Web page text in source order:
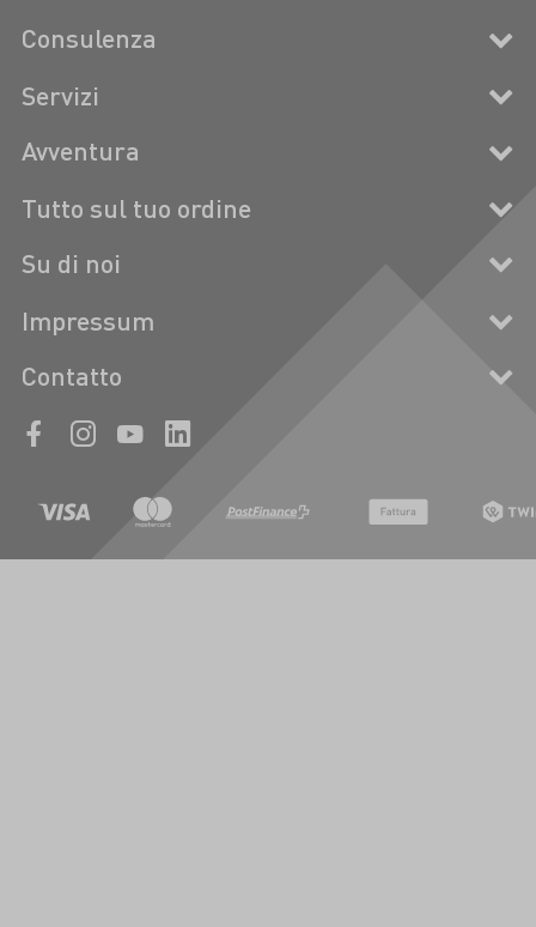
Consulenza
Servizi
Avventura
Tutto sul tuo ordine
Su di noi
Impressum
Contatto